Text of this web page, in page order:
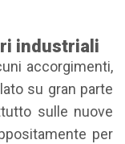
industriali
accorgimenti,
su gran parte
sulle nuove
per